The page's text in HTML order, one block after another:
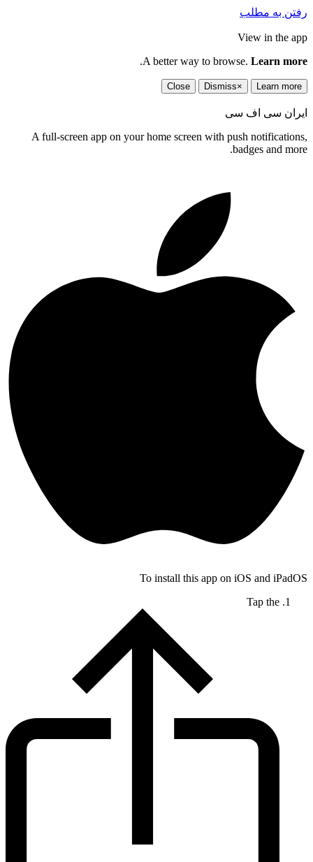
رفتن به مطلب
View in the app
A better way to browse. Learn more
.
Learn more
×
Dismiss
Close
ایران سی اف سی
A full-screen app on your home screen with push notifications,
badges and more.
To install this app on iOS and iPadOS
Tap the